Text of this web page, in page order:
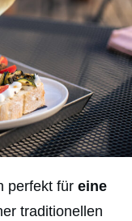
perfekt für eine
traditionellen